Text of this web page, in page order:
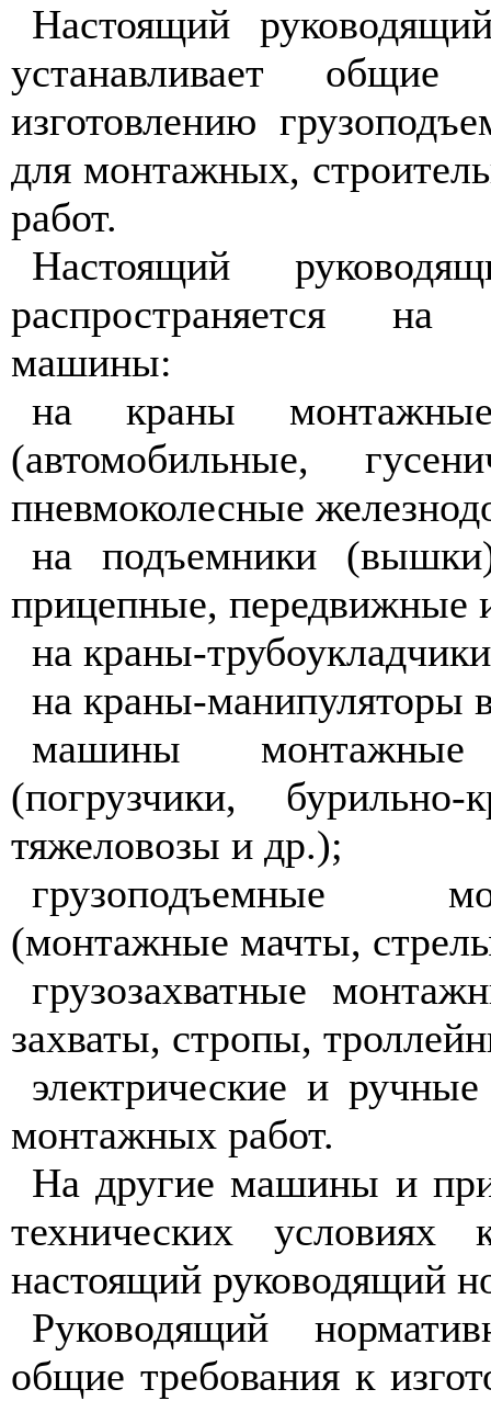
Настоящий
устанавливает
изготовлению
для монтажных,
работ.
Настоящий
распространяется на
машины:
на краны
(автомобильные,
пневмоколесные
на подъемники
прицепные, передвижные
на краны-
на краны-манипуляторы
машины монтажные
(погрузчики,
тяжеловозы и др.);
грузоподъемные
(монтажные мачты,
грузозахватные
захваты, стропы,
электрические и
монтажных работ.
На другие машины и
технических
настоящий руководящий
Руководящий
общие требования к